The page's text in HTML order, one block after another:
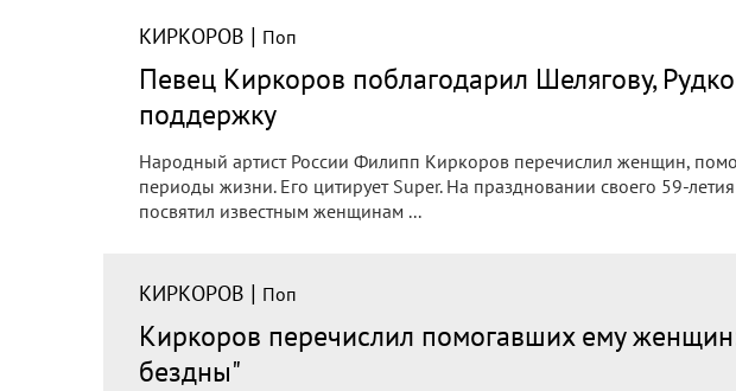
КИРКОРОВ | Поп
Певец Киркоров поблагодарил Шелягову,
поддержку
Народный артист России Филипп Киркоров перечислил женщин,
периоды жизни. Его цитирует Super. На праздновании своего 59-
посвятил известным женщинам ...
КИРКОРОВ | Поп
Киркоров перечислил помогавших ему
бездны"